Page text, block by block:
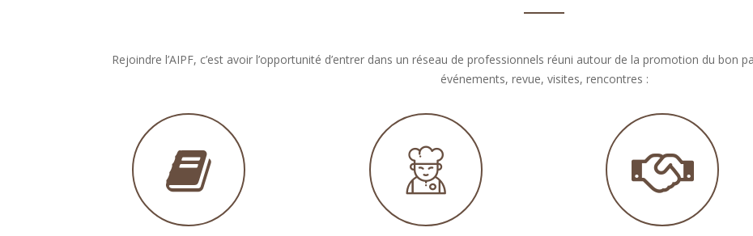
Rejoindre l’AIPF, c’est avoir l’opportunité d’entrer dans un réseau de professionnels réuni autour de la promotion du bon
événements, revue, visites, rencontres :